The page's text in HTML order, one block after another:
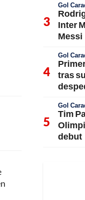
Gol
Inter
Messi
Gol
tras
Gol
Tim
debut